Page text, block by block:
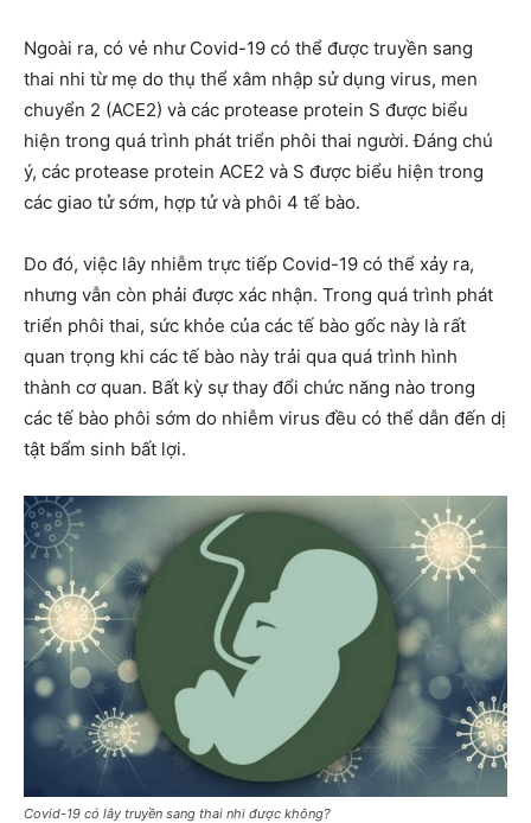
Ngoài ra, có vẻ như Covid-19 có thể được truyền sang
thai nhi từ mẹ do thụ thể xâm nhập sử dụng virus, men
chuyển 2 (ACE2) và các protease protein S được biểu
hiện trong quá trình phát triển phôi thai người. Đáng chú
ý, các protease protein ACE2 và S được biểu hiện trong
các giao tử sớm, hợp tử và phôi 4 tế bào.
Do đó, việc lây nhiễm trực tiếp Covid-19 có thể xảy ra,
nhưng vẫn còn phải được xác nhận. Trong quá trình phát
triển phôi thai, sức khỏe của các tế bào gốc này là rất
quan trọng khi các tế bào này trải qua quá trình hình
thành cơ quan. Bất kỳ sự thay đổi chức năng nào trong
các tế bào phôi sớm do nhiễm virus đều có thể dẫn đến dị
tật bẩm sinh bất lợi.
Covid-19 có lây truyền sang thai nhi được không?